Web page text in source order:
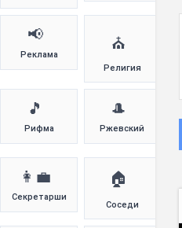
📢
Реклама
⛪
Религия
🎵
Рифма
🎩
Ржевский
👩‍💼
Секретарши
🏠
Соседи